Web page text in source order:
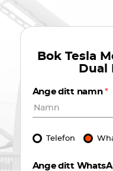
Bok Tesla
Dual
Ange ditt namn*
Telefon
Ange ditt